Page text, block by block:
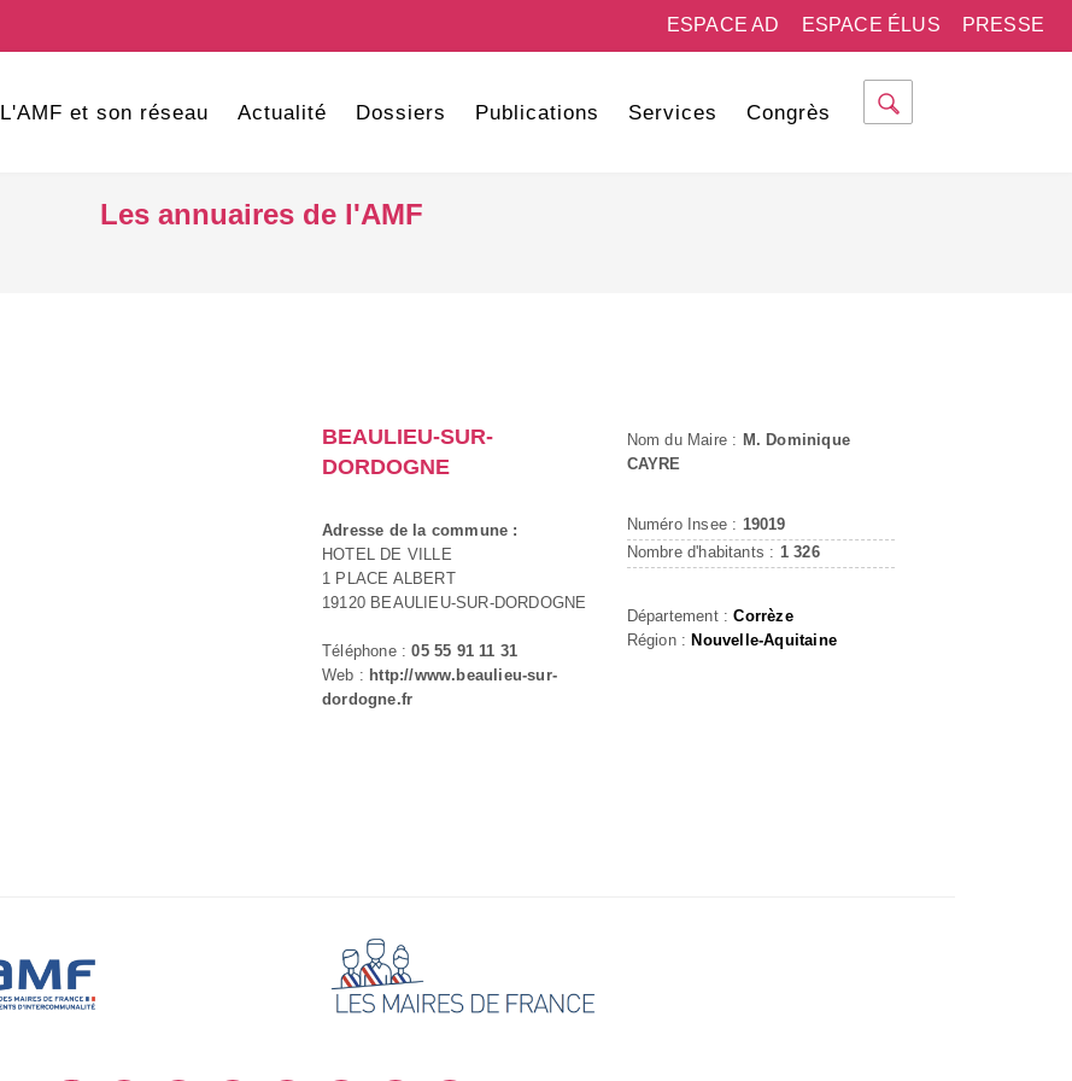
PRESSE
ESPACE ÉLUS
ESPACE AD
L'AMF et son réseau Actualité Dossiers Publications Services Congrès
Les annuaires de l'AMF
BEAULIEU-SUR-
DORDOGNE
Adresse de la commune :
HOTEL DE VILLE
1 PLACE ALBERT
19120 BEAULIEU-SUR-DORDOGNE
Téléphone :05 55 91 11 31
Web : http://www.beaulieu-sur-
dordogne.fr
Nom du Maire : M. Dominique
CAYRE
Numéro Insee : 19019
Nombre d'habitants : 1 326
Département :Corrèze
Région : Nouvelle-Aquitaine